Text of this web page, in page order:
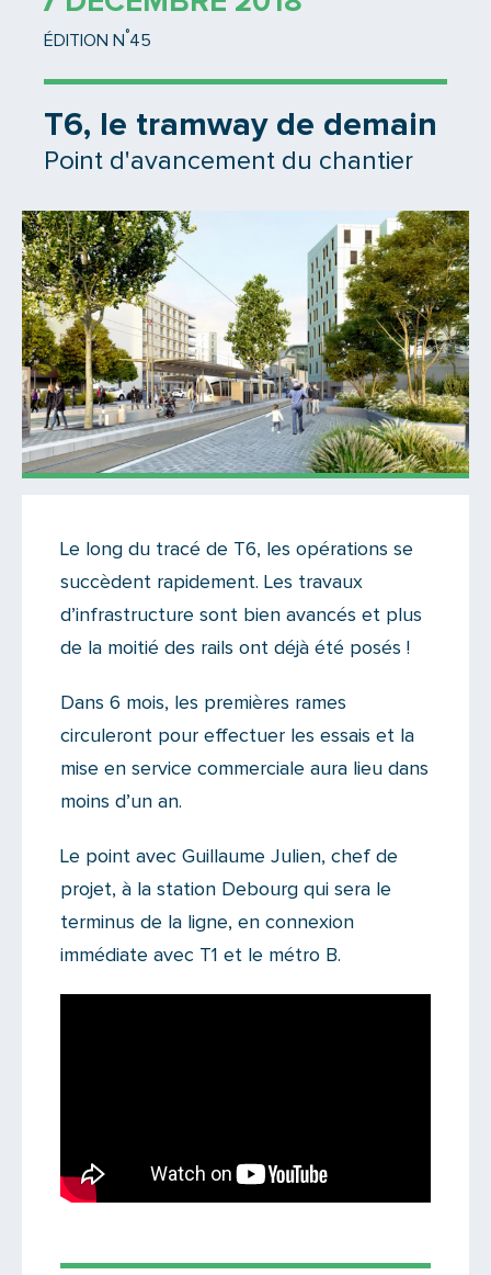
ÉDITION N °45
T6, le tramway de demain
Point d'avancement du chantier
Il n'y a aucun commentaire...
Ajoutez le vôtre
Le long du tracé de T6, les opérations se
succèdent rapidement. Les travaux
d’infrastructure sont bien avancés et plus
de la moitié des rails ont déjà été posés !
Dans 6 mois, les premières rames
circuleront pour effectuer les essais et la
mise en service commerciale aura lieu dans
moins d’un an.
Le point avec Guillaume Julien, chef de
projet, à la station Debourg qui sera le
terminus de la ligne, en connexion
immédiate avec T1 et le métro B.